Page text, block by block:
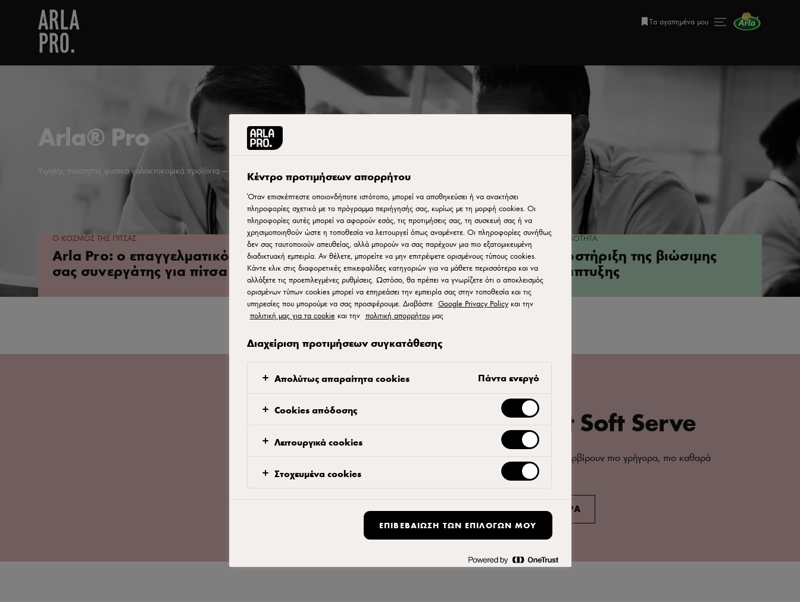
Τα αγαπημένα μου
Arla® Pro
Υψηλής ποιότητας φυσικά γαλακτοκομικά προϊόντα — αναπτύσσονται ειδικά για επαγγελματίες
Ο ΚΟΣΜΟΣ ΤΗΣ ΠΙΤΣΑΣ
Arla Pro: ο επαγγελματικός
σας συνεργάτης για πίτσα​
ΤΕΛΕΙΟ ΤΥΡΙ ΓΙΑ CHEESEBURGER
Αναζητώντας το τέλειο
cheeseburger
ΒΙΩΣΙΜΟΤΗΤΑ
Υποστήριξη της βιώσιμης
ανάπτυξης
Slower Melt Soft Serve
Βοηθά τους επαγγελματίες να σερβίρουν πιο γρήγορα, πιο καθαρά
και με μεγαλύτερη κερδοφορία.
ΑΝΑΚΑΛΥΨΤΕ ΠΕΡΙΣΣΟΤΕΡΑ
Κέντρο προτιμήσεων απορρήτου
Όταν επισκέπτεστε οποιονδήποτε ιστότοπο, μπορεί να αποθηκεύσει ή να ανακτήσει
πληροφορίες σχετικά με το πρόγραμμα περιήγησής σας, κυρίως με τη μορφή cookies. Οι
πληροφορίες αυτές μπορεί να αφορούν εσάς, τις προτιμήσεις σας, τη συσκευή σας ή να
χρησιμοποιηθούν ώστε η τοποθεσία να λειτουργεί όπως αναμένετε. Οι πληροφορίες συνήθως
δεν σας ταυτοποιούν απευθείας, αλλά μπορούν να σας παρέχουν μια πιο εξατομικευμένη
διαδικτυακή εμπειρία. Αν θέλετε, μπορείτε να μην επιτρέψετε ορισμένους τύπους cookies.
Κάντε κλικ στις διαφορετικές επικεφαλίδες κατηγοριών για να μάθετε περισσότερα και να
αλλάξετε τις προεπιλεγμένες ρυθμίσεις. Ωστόσο, θα πρέπει να γνωρίζετε ότι ο αποκλεισμός
ορισμένων τύπων cookies μπορεί να επηρεάσει την εμπειρία σας στην τοποθεσία και τις
υπηρεσίες που μπορούμε να σας προσφέρουμε. Διαβάστε Google Privacy Policyκαι την
πολιτική μας για τα cookie και την πολιτική απορρήτουμας
Διαχείριση προτιμήσεων συγκατάθεσης
Απολύτως απαραίτητα cookies Πάντα ενεργό
Cookies απόδοσης
Λειτουργικά cookies
Στοχευμένα cookies
ΕΠΙΒΕΒΑΊΩΣΗ ΤΩΝ ΕΠΙΛΟΓΏΝ ΜΟΥ